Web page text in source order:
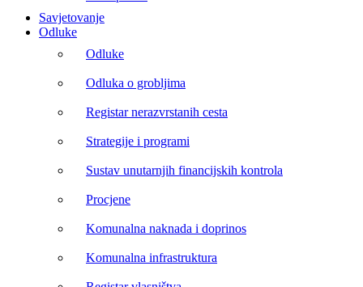
Savjetovanje
Odluke
Odluke
Odluka o grobljima
Registar nerazvrstanih cesta
Strategije i programi
Sustav unutarnjih financijskih kontrola
Procjene
Komunalna naknada i doprinos
Komunalna infrastruktura